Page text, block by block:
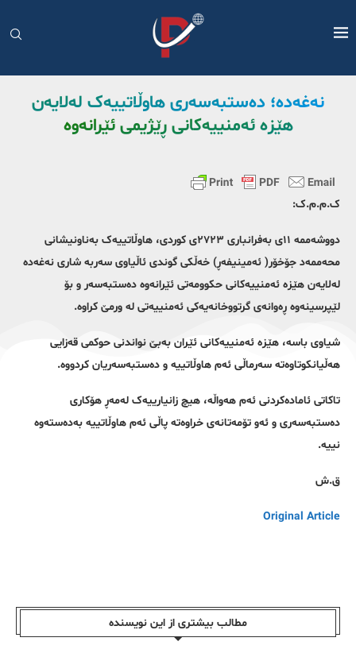
نەغەدە؛ دەستبەسەری هاوڵاتییەک لەلایەن
هێزە ئەمنییەکانی ڕێژیمی ئێرانەوە
ک.م.م.ک:
دووشەممە ١١ی بەفرانباری ٢٧٢٣ی کوردی، هاوڵاتییەک بەناونیشانی
محەممەد جۆخۆر( ئەمینیفەڕ) خەڵکی گوندی ئاڵیاوی سەربە شاری نەغەدە
لەلایەن هێزە ئەمنییەکانی حکوومەتی ئێرانەوە دەستبەسەر و بۆ
لێپرسینەوە ڕەوانەی گرتووخانەیەکی ئەمنییەتی لە ورمێ کراوە.
شیاوی باسە، هێزە ئەمنییەکانی ئێران بەبێ نواندنی حوکمی قەزایی
هەڵیانکوتاوەتە سەرماڵی ئەم هاوڵاتییە و دەستبەسەریان کردووە.
تاکاتی ئامادەکردنی ئەم هەواڵە، هیچ زانیارییەک لەمەڕ هۆکاری
دەستبەسەری و ئەو تۆمەتانەی خراوەتە پاڵی ئەم هاوڵاتییە بەدەستەوە
نییە.
ق.ش
Original Article
مطالب بیشتری از این نویسندە